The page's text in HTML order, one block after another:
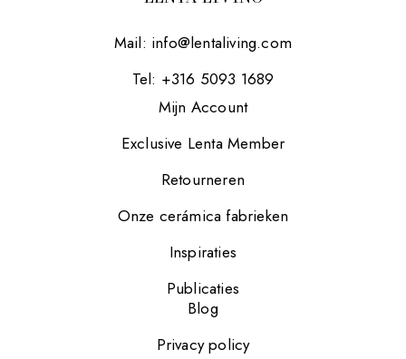
Mail: info@lentaliving.com
Tel: +316 5093 1689
Mijn Account
Exclusive Lenta Member
Retourneren
Onze cerámica fabrieken
Inspiraties
Publicaties
Blog
Privacy policy